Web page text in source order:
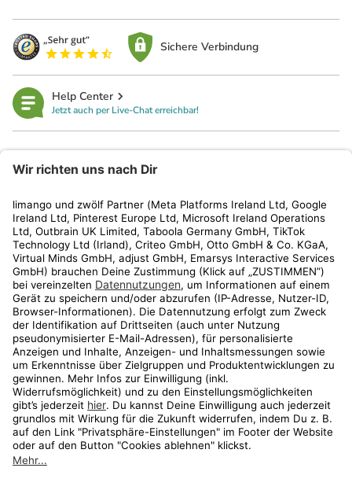
Sichere Verbindung
Help Center
Jetzt auch per Live-Chat erreichbar!
Kundenservice
Shop
Aktionen
Travel